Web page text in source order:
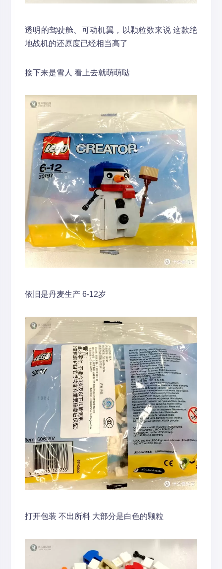
透明的驾驶舱、可动机翼，以颗粒数来说 这款绝
地战机的还原度已经相当高了
接下来是雪人 看上去就萌萌哒
依旧是丹麦生产 6-12岁
打开包装 不出所料 大部分是白色的颗粒